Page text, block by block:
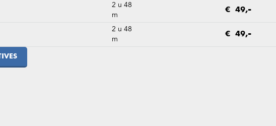
2 u 48
m
€ 49,-
2 u 48
m
€ 49,-